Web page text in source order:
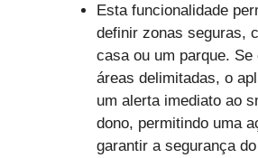
Esta funcionalidade
definir zonas seguras,
casa ou um parque.
áreas delimitadas, o
um alerta imediato ao
dono, permitindo uma
garantir a segurança